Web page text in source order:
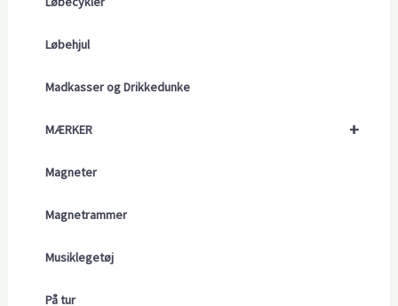
Løbehjul
Madkasser og Drikkedunke
+
MÆRKER
Magneter
Magnetrammer
Musiklegetøj
På tur